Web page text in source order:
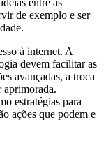
de exemplo e ser
à internet. A
devem facilitar as
avançadas, a troca
aprimorada.
estratégias para
ações que podem e